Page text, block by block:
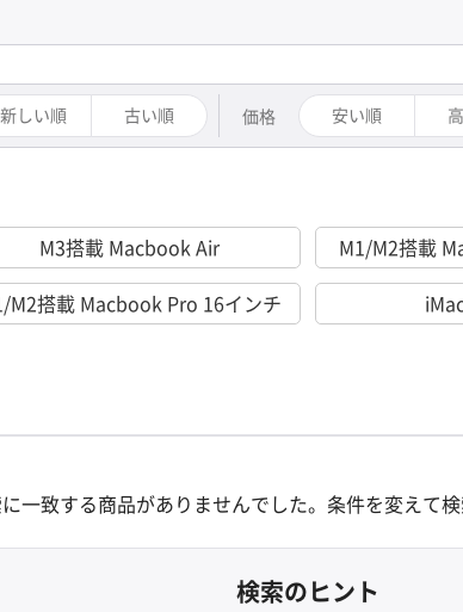
新しい順 古い順 価格 安い順
M3搭載 Macbook Air M1/M2搭載
M2搭載 Macbook Pro 16インチ
一致する商品がありませんでした。 条件を変えて
検索のヒント